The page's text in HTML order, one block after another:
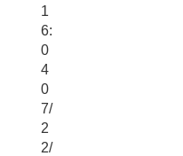
1
6:
0
4
0
7/
2
2/